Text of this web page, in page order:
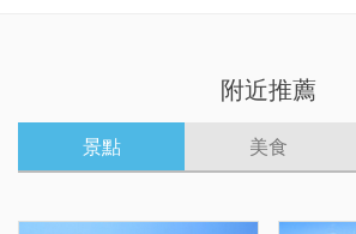
附近推薦
景點 美食